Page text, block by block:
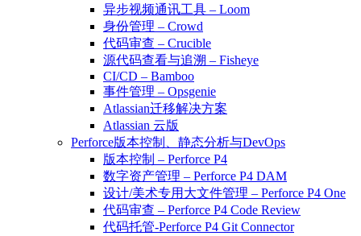
异步视频通讯工具 – Loom
身份管理 – Crowd
代码审查 – Crucible
源代码查看与追溯 – Fisheye
CI/CD – Bamboo
事件管理 – Opsgenie
Atlassian迁移解决方案
Atlassian 云版
Perforce版本控制、静态分析与DevOps
版本控制 – Perforce P4
数字资产管理 – Perforce P4 DAM
设计/美术专用大文件管理 – Perforce P4 One
代码审查 – Perforce P4 Code Review
代码托管-Perforce P4 Git Connector